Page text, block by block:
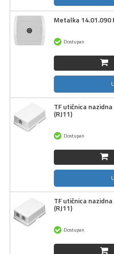
Metalka 14.01.090
Dostupan
TF utičnica
(RJ11)
Dostupan
TF utičnica
(RJ11)
Dostupan